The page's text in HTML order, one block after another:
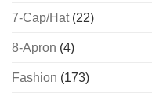
7-Cap/Hat(22)
8-Apron (4)
Fashion (173)